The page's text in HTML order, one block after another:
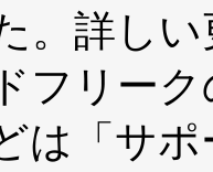
。詳し
フリー
は 「サ